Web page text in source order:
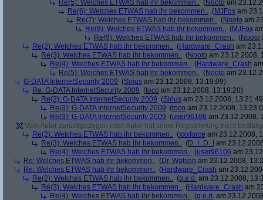
Re(5): Welches ETWAS hab ihr bekommen.. ( Nooto am
Re(6): Welches ETWAS hab ihr bekommen.. (MJFox am
Re(7): Welches ETWAS hab ihr bekommen.. (Nooto am
Re(8): Welches ETWAS hab ihr bekommen.. (MJFox
Re(9): Welches ETWAS hab ihr bekommen.. (Nooto
Re(2): Welches ETWAS hab ihr bekommen.. (Hardware_Crash am
Re(3): Welches ETWAS hab ihr bekommen.. (Nooto am 23.12.2008,
Re(4): Welches ETWAS hab ihr bekommen.. (Hardware_Crash
Re(5): Welches ETWAS hab ihr bekommen.. (Nooto am
G-DATA InternetSecurity 2009 (Sirius am 23.12.2008, 13:19:09)
Re: G-DATA InternetSecurity 2009 (toco am 23.12.2008, 13:19:20)
Re(2): G-DATA InternetSecurity 2009 (Sirius am 23.12.2008,
Re(3): G-DATA InternetSecurity 2009 (toco am 23.12.2008,
Re(3): G-DATA InternetSecurity 2009 (user96106 am 23.12.2008,
Vom Autor zurückgezogen oder Autor hat seine Registrierung nicht
Re(2): Welches ETWAS hab ihr bekommen.. (xxxforce am 23.12.2008,
Re(3): Welches ETWAS hab ihr bekommen.. (D_I_D_I
am
Re(4): Welches ETWAS hab ihr bekommen.. (user96106 am
Re: Welches ETWAS hab ihr bekommen.. (Dr. Watson am 23.12.2008,
Re: Welches ETWAS hab ihr bekommen.. (Hardware_Crash am
Re(2): Welches ETWAS hab ihr bekommen.. (q.e.d. am 23.12.2008,
Re(3): Welches ETWAS hab ihr bekommen.. (Hardware_Crash am
Re(4): Welches ETWAS hab ihr bekommen.. (q.e.d. am